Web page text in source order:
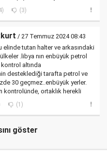
(3)
/ 27 Temmuz 2024 08:43
elinde tutan halter ve arkasındaki
.libya nın enbüyük petrol
kontrol altında
desteklediği tarafta petrol ve
30 geçmez..enbüyük yerler.
kontrolünde, ortaklık herekli
(1)
göster